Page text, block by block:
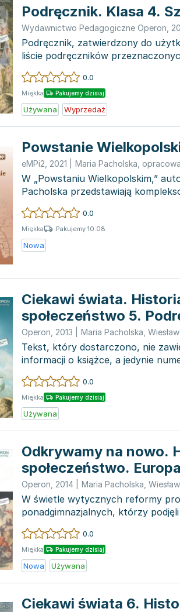
Podręcznik. Klasa 4.
Wydawnictwo Pedagogiczne Operon
Podręcznik, zatwierdzony do
liście podręczników
społeczeń...
0.0
Miękka Pakujemy dzisiaj
Używana Wyprzedaż
Powstanie
eMPi2 2021 Maria Pacholska
W „Powstaniu Wielkopolskim,”
Pacholska przedstawiają
o ludzia...
0.0
Miękka Pakujemy 10.08
Nowa
Ciekawi świata.
społeczeństwo 5.
podstawowa
Operon 2013 Maria Pacholska
Tekst, który dostarczono, nie
informacji o książce, a jedynie
zazwyczaj d...
0.0
Miękka Pakujemy dzisiaj
Używana
Odkrywamy na nowo.
społeczeństwo.
pracy. Szkoła
Operon 2014 Maria Pacholska
W świetle wytycznych reformy
ponadgimnazjalnych, którzy
rozszerzon...
0.0
Miękka Pakujemy dzisiaj
Nowa Używana
Ciekawi świata 6.